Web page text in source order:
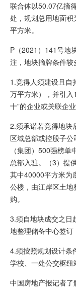
联合体以50.07亿摘
处，规划总用地面
平方米。
P（2021）141号地
注，地块摘牌条件较
1.竞得人须建设且自
万平方米），并引
十”的企业或关联企业
2.须承诺若竞得地块
区域总部或控股子
（集团）500强榜
总部入驻。（3）提
其中40000平方米为
公楼，由江岸区土
购。
3.须自地块成交之日
地整理储备中心签订
4.须按照规划设计条
学校、一处公交枢纽
中国房地产报记者